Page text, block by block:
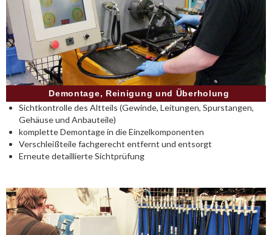
Demontage, Reinigung und Überholung
Sichtkontrolle des Altteils (Gewinde, Leitungen, Spurstangen,
Gehäuse und Anbauteile)
komplette Demontage in die Einzelkomponenten
Verschleißteile fachgerecht entfernt und entsorgt
Erneute detaillierte Sichtprüfung